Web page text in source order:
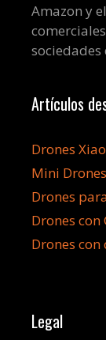
Amazon y
sociedades
Artículos
Drones
Mini Drones
Drones
Drones con
Drones con
Legal